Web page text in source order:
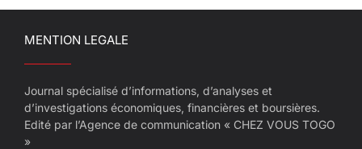
MENTION LEGALE
Journal spécialisé d’informations, d’analyses et
d’investigations économiques, financières et boursières.
Edité par l’Agence de communication « CHEZ VOUS TOGO
»